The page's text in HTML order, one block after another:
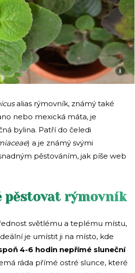
i
alias rýmovník, známý také
nebo mexická máta, je
bylina. Patří do čeledi
) a je známý svými
pěstováním, jak píše web
pěstovat rýmovník
světlému a teplému místu,
je umístit ji na místo, kde
4-6 hodin nepřímé sluneční
ráda přímé ostré slunce, které